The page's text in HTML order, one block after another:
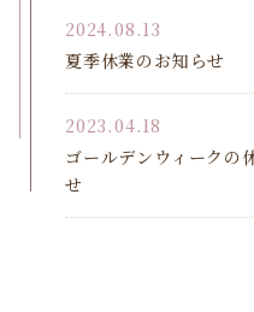
2024.08.13
夏季休業のお知らせ
2023.04.18
ゴールデンウィークの
せ